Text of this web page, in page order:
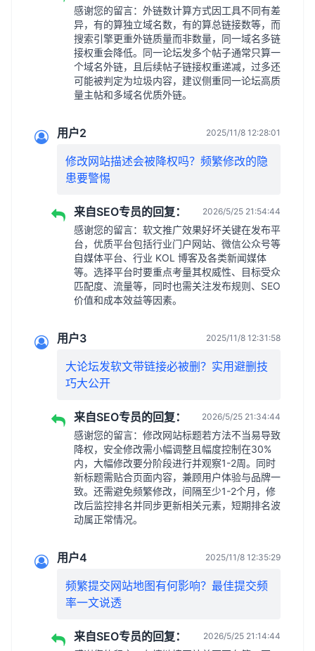
感谢您的留言：外链数计算方式因工具不同有差
异，有的算独立域名数，有的算总链接数等，而
搜索引擎更重外链质量而非数量，同一域名多链
接权重会降低。同一论坛发多个帖子通常只算一
个域名外链，且后续帖子链接权重递减，过多还
可能被判定为垃圾内容，建议侧重同一论坛高质
量主帖和多域名优质外链。
用户2 2025/11/8 12:28:01
修改网站描述会被降权吗？频繁修改的隐
患要警惕
来自SEO专员的回复： 2026/5/25 21:54:44
感谢您的留言：软文推广效果好坏关键在发布平
台，优质平台包括行业门户网站、微信公众号等
自媒体平台、行业 KOL 博客及各类新闻媒体
等。选择平台时要重点考量其权威性、目标受众
匹配度、流量等，同时也需关注发布规则、SEO
价值和成本效益等因素。
用户3 2025/11/8 12:31:58
大论坛发软文带链接必被删？实用避删技
巧大公开
来自SEO专员的回复： 2026/5/25 21:34:44
感谢您的留言：修改网站标题若方法不当易导致
降权，安全修改需小幅调整且幅度控制在30%
内，大幅修改要分阶段进行并观察1-2周。同时
新标题需贴合页面内容，兼顾用户体验与品牌一
致。还需避免频繁修改，间隔至少1-2个月，修
改后监控排名并同步更新相关元素，短期排名波
动属正常情况。
用户4 2025/11/8 12:35:29
频繁提交网站地图有何影响？最佳提交频
率一文说透
来自SEO专员的回复： 2026/5/25 21:14:44